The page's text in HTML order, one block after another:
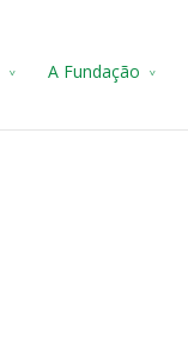
A Fundação